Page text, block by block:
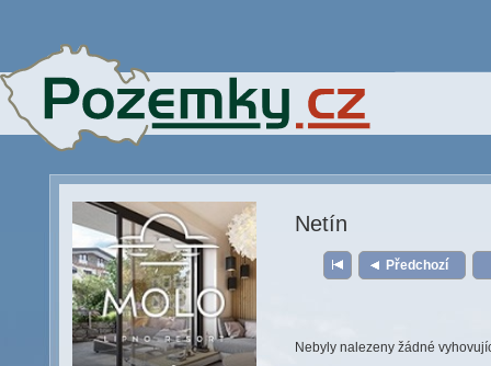
Netín
Předchozí
Nebyly nalezeny žádné